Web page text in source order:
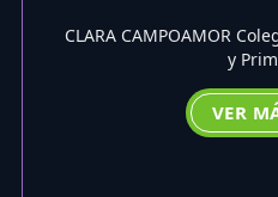
CLARA CAMPOAMOR
y
VER